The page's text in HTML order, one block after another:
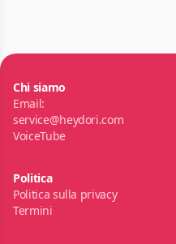
Chi siamo
Email:
service@heydori.com
VoiceTube
Politica
Politica sulla privacy
Termini